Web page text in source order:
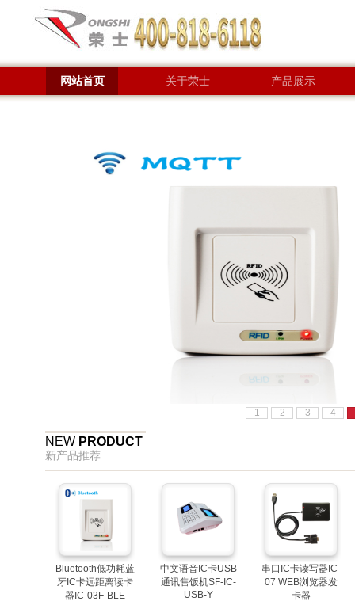
网站首页 关于荣士 产品展示
1 2 3 4
NEW PRODUCT
新产品推荐
Bluetooth低功耗蓝
牙IC卡远距离读卡
器IC-03F-BLE
中文语音IC卡USB
通讯售饭机SF-IC-
USB-Y
串口IC卡读写器IC-
07 WEB浏览器发
卡器